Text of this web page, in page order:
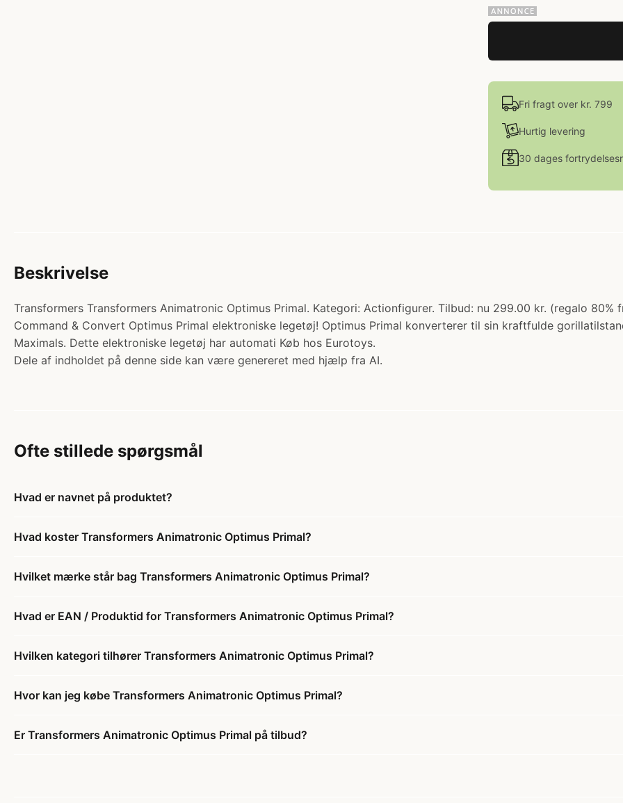
Fri fragt over kr. 799
Hurtig levering
30 dages
Beskrivelse
Transformers Transformers Animatronic Optimus Primal. Kategori: Actionfigurer. Tilbud: nu 299.00 kr. (regalo
Command & Convert Optimus Primal elektroniske legetøj! Optimus Primal konverterer til sin kraftfulde
Maximals. Dette elektroniske legetøj har automati Køb hos Eurotoys.
Dele af indholdet på denne side kan være genereret med hjælp fra AI.
Ofte stillede spørgsmål
Hvad er navnet på produktet?
Hvad koster Transformers Animatronic Optimus Primal?
Hvilket mærke står bag Transformers Animatronic Optimus Primal?
Hvad er EAN / Produktid for Transformers Animatronic Optimus Primal?
Hvilken kategori tilhører Transformers Animatronic Optimus Primal?
Hvor kan jeg købe Transformers Animatronic Optimus Primal?
Er Transformers Animatronic Optimus Primal på tilbud?